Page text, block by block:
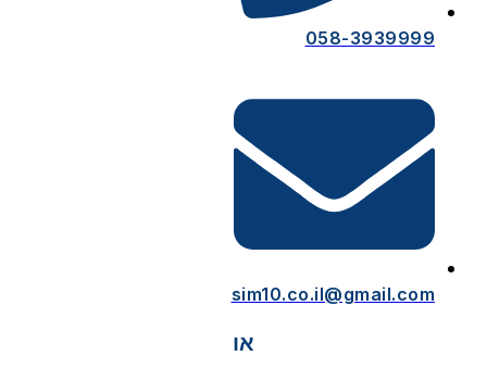
058-3939999
sim10.co.il@gmail.com
או